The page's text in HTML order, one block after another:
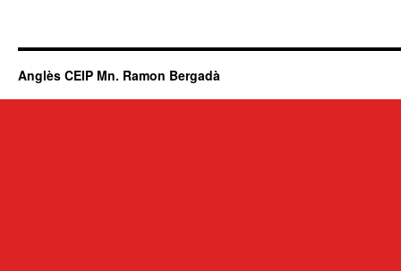
Anglès CEIP Mn. Ramon Bergadà